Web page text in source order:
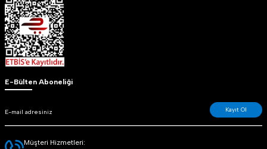
E-Bülten Aboneliği
Kayıt Ol
Müşteri Hizmetleri: